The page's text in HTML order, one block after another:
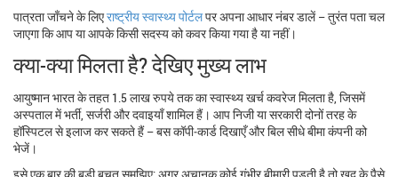
पात्रता जाँचने के लिएराष्ट्रीय स्वास्थ्य पोर्टलपर अपना आधार नंबर डालें – तुरंत पता चल
जाएगा कि आप या आपके किसी सदस्य को कवर किया गया है या नहीं।
क्या-क्या मिलता है? देखिए मुख्य लाभ
आयुष्मान भारत के तहत 1.5 लाख रुपये तक का स्वास्थ्य खर्च कवरेज मिलता है, जिसमें
अस्पताल में भर्ती, सर्जरी और दवाइयाँ शामिल हैं। आप निजी या सरकारी दोनों तरह के
हॉस्पिटल से इलाज कर सकते हैं – बस कॉपी‑कार्ड दिखाएँ और बिल सीधे बीमा कंपनी को
भेजें।